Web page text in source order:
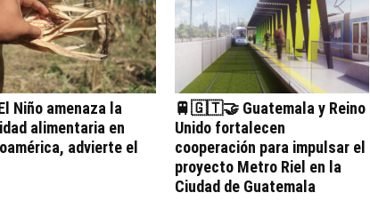
Niño amenaza la
alimentaria en
advierte el
🚆🇬🇹🤝 Guatemala y Reino
Unido fortalecen
cooperación para impulsar el
proyecto Metro Riel en la
Ciudad de Guatemala